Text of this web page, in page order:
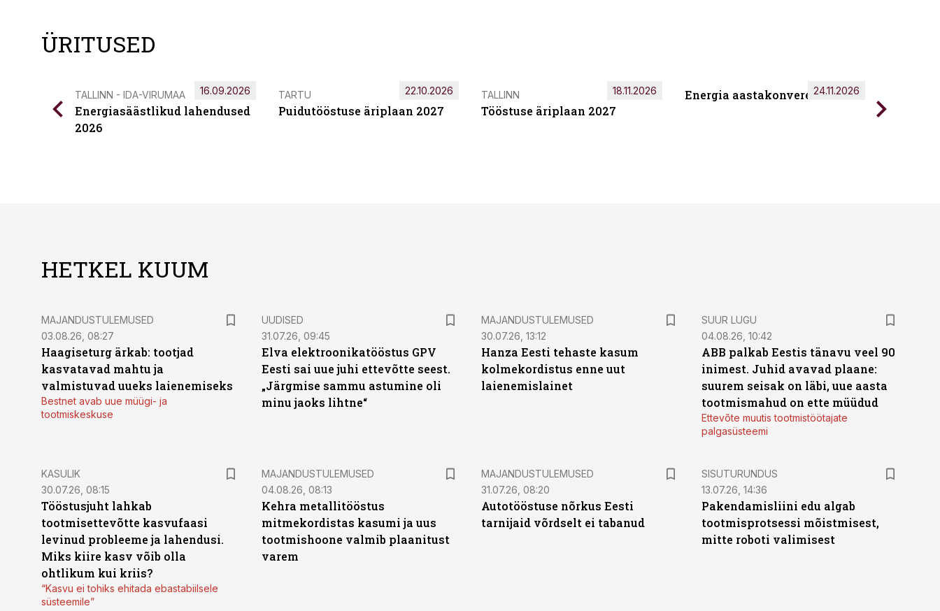
ÜRITUSED
TALLINN - IDA-VIRUMAA
Energiasäästlikud lahendused
2026
16.09.2026 TARTU
Puidutööstuse äriplaan 2027
22.10.2026 TALLINN
Tööstuse äriplaan 2027
18.11.2026 Energia aastakonverents 2026
24.11.2026
HETKEL KUUM
MAJANDUSTULEMUSED
03.08.26, 08:27
Haagiseturg ärkab: tootjad
kasvatavad mahtu ja
valmistuvad uueks laienemiseks
Bestnet avab uue müügi- ja
tootmiskeskuse
UUDISED
31.07.26, 09:45
Elva elektroonikatööstus GPV
Eesti sai uue juhi ettevõtte seest.
„Järgmise sammu astumine oli
minu jaoks lihtne“
MAJANDUSTULEMUSED
30.07.26, 13:12
Hanza Eesti tehaste kasum
kolmekordistus enne uut
laienemislainet
SUUR LUGU
04.08.26, 10:42
ABB palkab Eestis tänavu veel 90
inimest. Juhid avavad plaane:
suurem seisak on läbi, uue aasta
tootmismahud on ette müüdud
Ettevõte muutis tootmistöötajate
palgasüsteemi
KASULIK
30.07.26, 08:15
Tööstusjuht lahkab
tootmisettevõtte kasvufaasi
levinud probleeme ja lahendusi.
Miks kiire kasv võib olla
ohtlikum kui kriis?
“Kasvu ei tohiks ehitada ebastabiilsele
süsteemile”
MAJANDUSTULEMUSED
04.08.26, 08:13
Kehra metallitööstus
mitmekordistas kasumi ja uus
tootmishoone valmib plaanitust
varem
MAJANDUSTULEMUSED
31.07.26, 08:20
Autotööstuse nõrkus Eesti
tarnijaid võrdselt ei tabanud
ST
SISUTURUNDUS
13.07.26, 14:36
Pakendamisliini edu algab
tootmisprotsessi mõistmisest,
mitte roboti valimisest